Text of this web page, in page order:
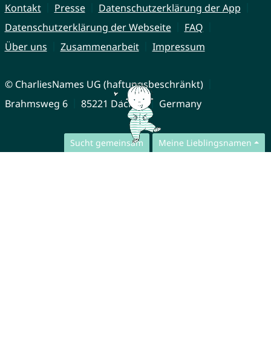
Sucht gemeinsam Meine Lieblingsnamen
Kontakt Presse
Datenschutzerklärung der App
Datenschutzerklärung der Webseite
FAQ
Über uns
Zusammenarbeit Impressum
© CharliesNames UG (haftungsbeschränkt)
Brahmsweg 6
85221 Dachau Germany